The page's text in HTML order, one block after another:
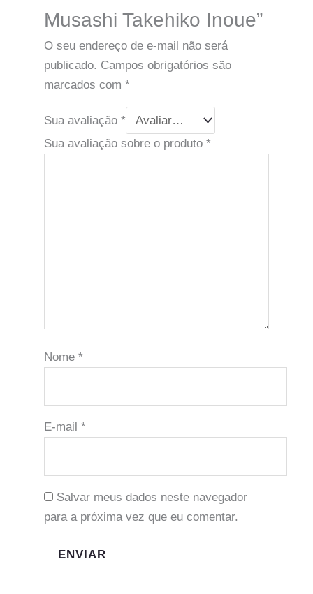
Musashi Takehiko Inoue”
O seu endereço de e-mail não será
publicado. Campos obrigatórios são
marcados com *
Sua avaliação *
Sua avaliação sobre o produto *
Nome *
E-mail *
Salvar meus dados neste navegador
para a próxima vez que eu comentar.